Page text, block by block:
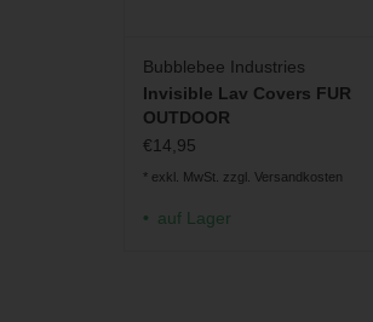
Bubblebee Industries
Invisible Lav Covers FUR
OUTDOOR
€14,95
* exkl. MwSt. zzgl. Versandkosten
auf Lager